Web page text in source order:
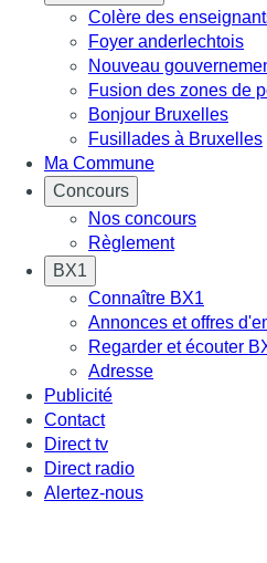
Colère des
Foyer anderlechtois
Nouveau
Fusion des zones de
Bonjour Bruxelles
Fusillades à Bruxelles
Ma Commune
Concours
Nos concours
Règlement
BX1
Connaître BX1
Annonces et offres
Regarder et écouter
Adresse
Publicité
Contact
Direct tv
Direct radio
Alertez-nous